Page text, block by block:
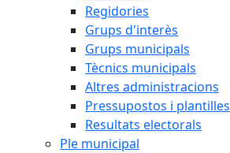
Regidories
Grups d'interès
Grups municipals
Tècnics municipals
Altres administracions
Pressupostos i plantilles
Resultats electorals
Ple municipal